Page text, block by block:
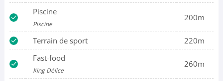
Piscine
Piscine
200m
Terrain de sport
220m
Fast-food
King Délice
260m